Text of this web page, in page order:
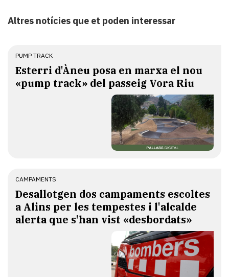
Altres notícies que et poden interessar
PUMP TRACK
Esterri d'Àneu posa en marxa el nou
«pump track» del passeig Vora Riu
CAMPAMENTS
​Desallotgen dos campaments escoltes
a Alins per les tempestes i l'alcalde
alerta que s'han vist «desbordats»